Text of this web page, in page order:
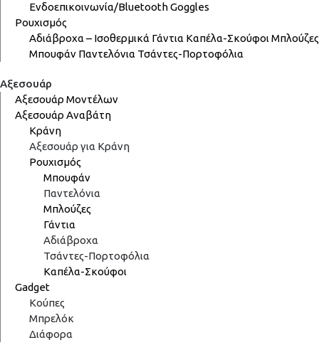
Ενδοεπικοινωνία/BluetoothGoggles
Ρουχισμός
Αδιάβροχα – Ισοθερμικά Γάντια Καπέλα-Σκούφοι Μπλούζες
Μπουφάν Παντελόνια Τσάντες-Πορτοφόλια
Αξεσουάρ
Αξεσουάρ Μοντέλων
Αξεσουάρ Αναβάτη
Κράνη
Αξεσουάρ για Κράνη
Ρουχισμός
Μπουφάν
Παντελόνια
Μπλούζες
Γάντια
Αδιάβροχα
Τσάντες-Πορτοφόλια
Καπέλα-Σκούφοι
Gadget
Κούπες
Μπρελόκ
Διάφορα